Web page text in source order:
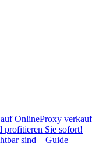
OnlineProxy
profitieren Sie sofort!
sind – Guide